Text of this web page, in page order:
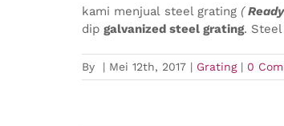
kami menjual steel grating (
dip galvanized steel grating. Steel
By | Mei 12th, 2017 | Grating | 0